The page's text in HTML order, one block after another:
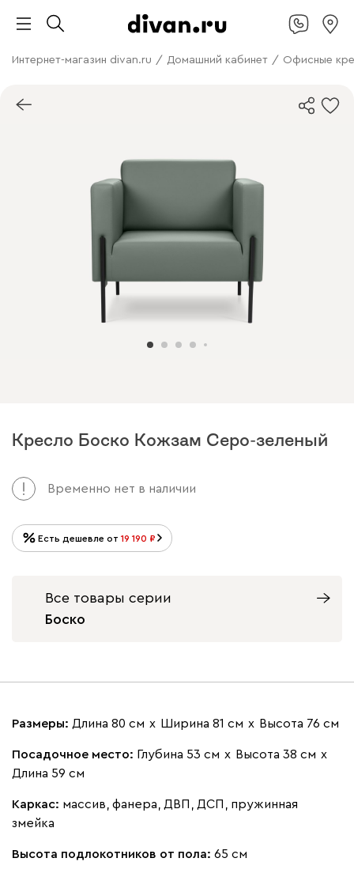
Интернет-магазин divan.ru / Домашний кабинет / Офисные
Кресло Боско Кожзам Серо-зеленый
Арт. 181641
Временно нет в наличии
Есть дешевле от 19 190
Все товары серии
Боско
Размеры: Длина 80 см х Ширина 81 см х Высота 76 см
Посадочное место: Глубина 53 см х Высота 38 см х
Длина 59 см
Каркас: массив, фанера, ДВП, ДСП, пружинная
змейка
Высота подлокотников от пола: 65 см